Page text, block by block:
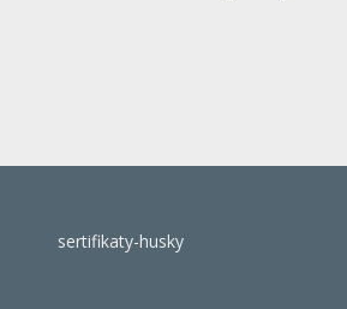
sertifikaty-husky